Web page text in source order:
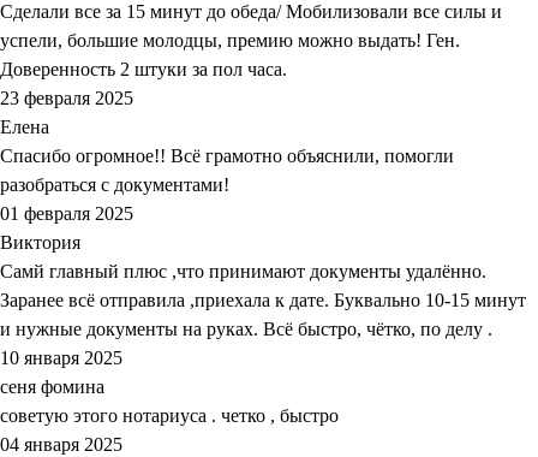
Сделали все за 15 минут до обеда/ Мобилизовали все силы и
успели, большие молодцы, премию можно выдать! Ген.
Доверенность 2 штуки за пол часа.
23 февраля 2025
Елена
Спасибо огромное!! Всё грамотно объяснили, помогли
разобраться с документами!
01 февраля 2025
Виктория
Самй главный плюс ,что принимают документы удалённо.
Заранее всё отправила ,приехала к дате. Буквально 10-15 минут
и нужные документы на руках. Всё быстро, чётко, по делу .
10 января 2025
сеня фомина
советую этого нотариуса . четко , быстро
04 января 2025